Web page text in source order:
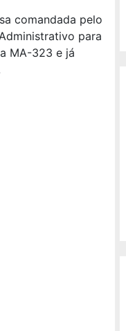
comandada pelo
para
MA-323 e já